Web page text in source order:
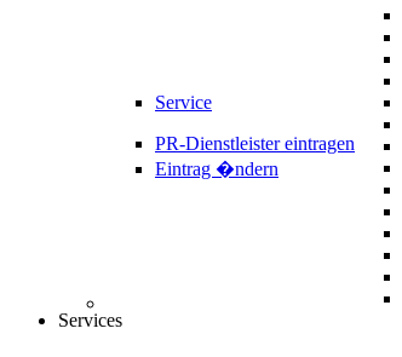
Service
PR-Dienstleister eintragen
Eintrag �ndern
Services